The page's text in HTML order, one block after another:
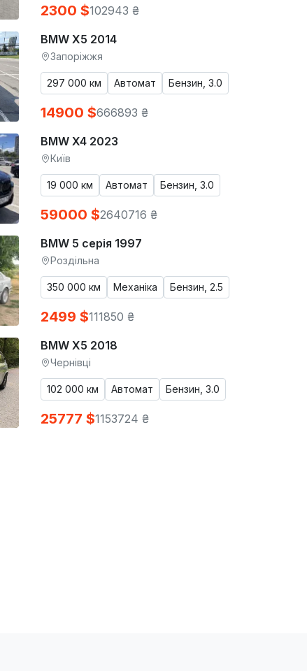
2300 $102943 ₴
BMW X5 2014
Запоріжжя
297 000 км Автомат Бензин, 3.0
14900 $666893 ₴
BMW X4 2023
Київ
19 000 км Автомат Бензин, 3.0
59000 $2640716 ₴
BMW 5 серія 1997
Роздільна
350 000 км Механіка Бензин, 2.5
2499 $111850 ₴
BMW X5 2018
Чернівці
102 000 км Автомат Бензин, 3.0
25777 $1153724 ₴